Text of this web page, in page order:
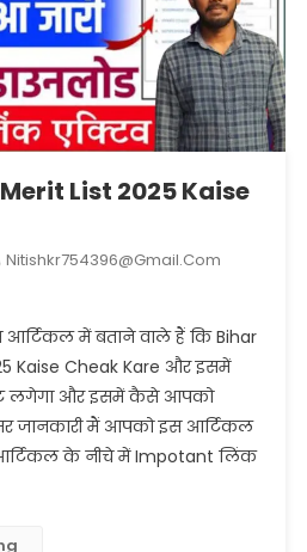
List 2025 Kaise
Nitishkr754396@gmail.com
में बताने वाले हैं कि Bihar
Kaise Cheak Kare और इसमें
लगेगा और इसमें कैसे आपको
जानकारी मैं आपको इस आर्टिकल
के नीचे में Impotant लिंक